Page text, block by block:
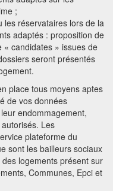
;
les réservataires lors de la
adaptés : proposition de
« candidates » issues de
seront présentés
place tous moyens aptes
de vos données
endommagement,
Les
plateforme du
sont les bailleurs sociaux
logements présent sur
Communes, Epci et